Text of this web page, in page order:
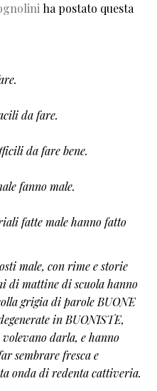
ha postato questa
da fare.
da fare bene.
fanno male.
fatte male hanno fatto
male, con rime e storie
di mattine di scuola hanno
grigia di parole BUONE
in BUONISTE,
darla, e hanno
sembrare fresca e
onda di redenta cattiveria.